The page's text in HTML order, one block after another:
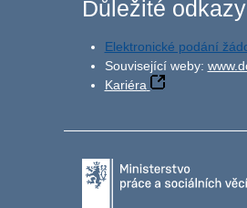
Důležité odkazy
Elektronické podání
Související weby:
Kariéra